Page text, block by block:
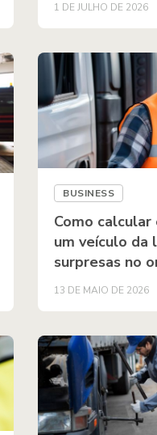
1 DE JULHO DE 2026
BUSINESS
Como
um veículo da
surpresas no
13 DE MAIO DE 2026